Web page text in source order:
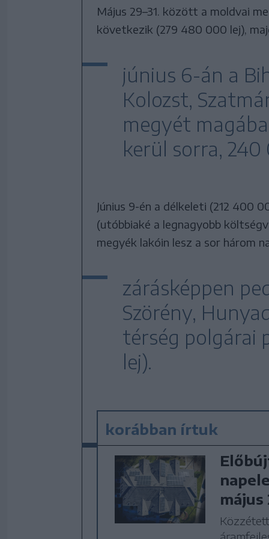
Május 29–31. között a moldvai
következik (279 480 000 lej),
június 6-án a
Kolozst,
megyét
kerül sorra,
Június 9-én a délkeleti (212 400
(utóbbiaké a legnagyobb
megyék lakóin lesz a sor három
zárásképpen
Szörény,
térség polgárai
lej).
korábban írtuk